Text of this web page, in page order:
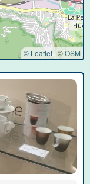
© Leaflet | ©OSM